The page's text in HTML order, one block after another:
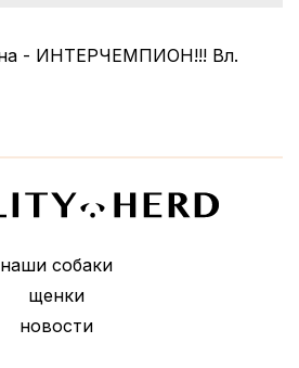
- ИНТЕРЧЕМПИОН!!! Вл.
наши собаки
щенки
новости